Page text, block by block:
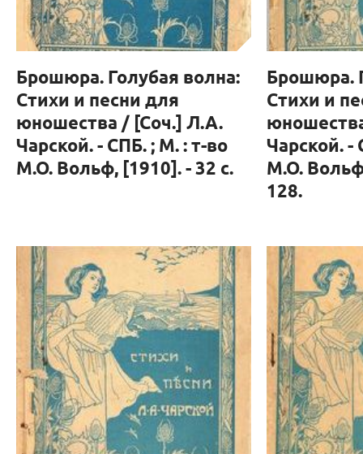
Брошюра. Голубая волна:
Стихи и песни для
юношества / [Соч.] Л.А.
Чарской. - СПБ. ; М. : т-во
М.О. Вольф, [1910]. - 32 с.
Брошюра.
Стихи и
Чарской. -
М.О.
128.